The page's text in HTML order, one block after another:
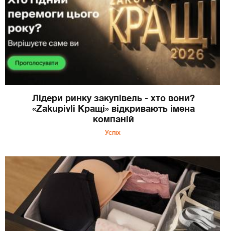
Лідери ринку закупівель - хто вони?
«Zakupivli Кращі» відкривають імена
компаній
Успіх